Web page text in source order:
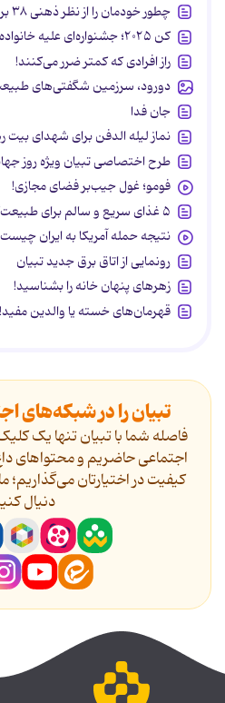
چطور خودمان را از نظر ذهنی ۳۸ برابر قوی‌تر کنیم؟
کن ۲۰۲۵؛ جشنواره‌ای علیه خانواده
راز افرادی که کمتر ضرر می‌کنند!
دورود، سرزمین شگفتی‌های
جان فدا
نماز لیله الدفن برای شهدای بیت
طرح اختصاصی تبیان ویژه روز
فومو؛ غول جیب‌بر فضای مجازی!
۵ غذای سریع و سالم برای طبیعت‌گردی
نتیجه حمله آمریکا به ایران
رونمایی از اتاق برق جدید تبیان
زهرهای پنهان خانه را بشناسید!
قهرمان‌های خسته یا والدین مفید!
تبیان را در شبکه‌های
فاصله شما با تبیان تنها یک
اجتماعی حاضریم و محتواهای
کیفیت در اختیارتان می‌گذاریم؛
دنیال